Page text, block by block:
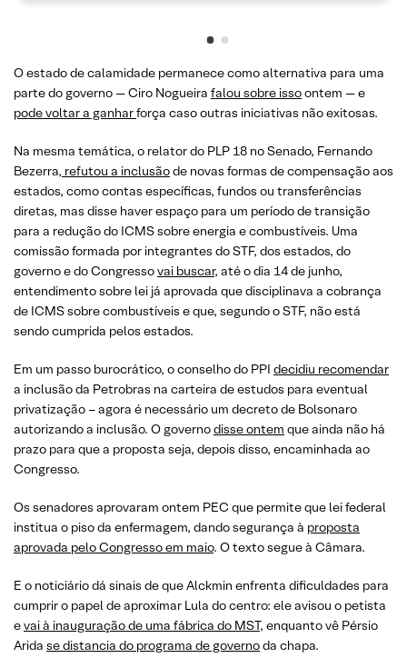
O estado de calamidade permanece como alternativa para uma
parte do governo — Ciro Nogueira falou sobre issoontem — e
pode voltar a ganharforça caso outras iniciativas não exitosas.
Na mesma temática, o relator do PLP 18 no Senado, Fernando
Bezerra, refutou a inclusãode novas formas de compensação aos
estados, como contas específicas, fundos ou transferências
diretas, mas disse haver espaço para um período de transição
para a redução do ICMS sobre energia e combustíveis. Uma
comissão formada por integrantes do STF, dos estados, do
governo e do Congressovai buscar, até o dia 14 de junho,
entendimento sobre lei já aprovada que disciplinava a cobrança
de ICMS sobre combustíveis e que, segundo o STF, não está
sendo cumprida pelos estados.
Em um passo burocrático, o conselho do PPI decidiu recomendar
a inclusão da Petrobras na carteira de estudos para eventual
privatização – agora é necessário um decreto de Bolsonaro
autorizando a inclusão. O governodisse ontem que ainda não há
prazo para que a proposta seja, depois disso, encaminhada ao
Congresso.
Os senadores aprovaram ontem PEC que permite que lei federal
institua o piso da enfermagem, dando segurança à proposta
aprovada pelo Congresso em maio. O texto segue à Câmara.
E o noticiário dá sinais de que Alckmin enfrenta dificuldades para
cumprir o papel de aproximar Lula do centro: ele avisou o petista
evai à inauguração de uma fábrica do MST, enquanto vê Pérsio
Arida se distancia do programa de governoda chapa.